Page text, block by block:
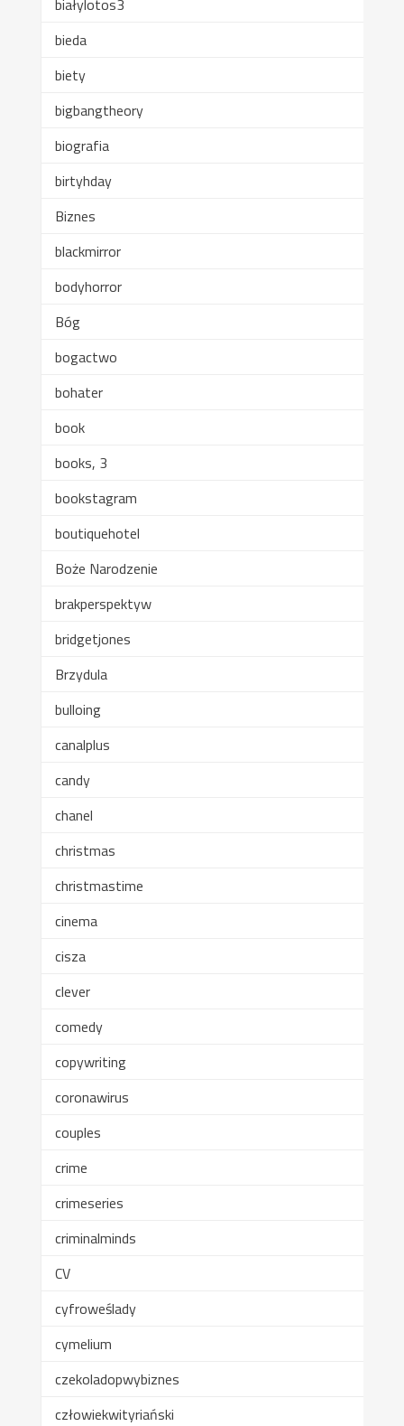
białylotos3
bieda
biety
bigbangtheory
biografia
birtyhday
Biznes
blackmirror
bodyhorror
Bóg
bogactwo
bohater
book
books, 3
bookstagram
boutiquehotel
Boże Narodzenie
brakperspektyw
bridgetjones
Brzydula
bulloing
canalplus
candy
chanel
christmas
christmastime
cinema
cisza
clever
comedy
copywriting
coronawirus
couples
crime
crimeseries
criminalminds
CV
cyfroweślady
cymelium
czekoladopwybiznes
człowiekwityriański